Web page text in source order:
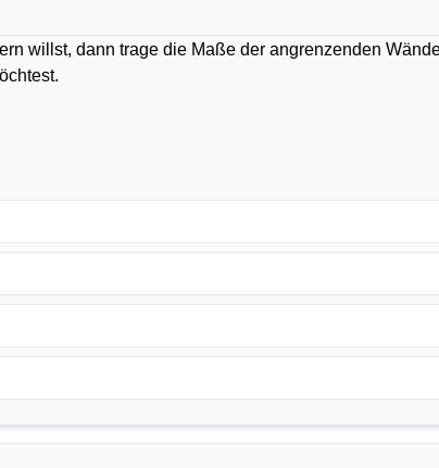
willst, dann trage die Maße der angrenzenden